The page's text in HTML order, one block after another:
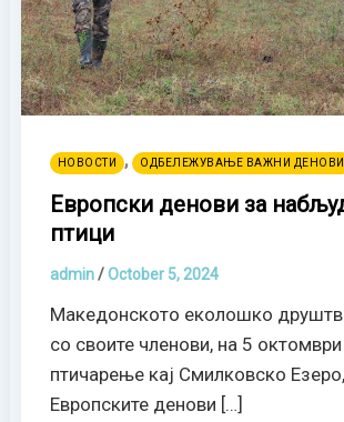
НОВОСТИ , ОДБЕЛЕЖУВАЊЕ ВАЖНИ ДЕНОВИ
Европски денови за
птици
admin/October 5, 2024
Македонското еколошко
со своите членови, на 5
птичарење кај Смилковско
Европските денови […]